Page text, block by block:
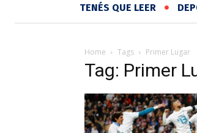
TENÉS QUE LEER
Home Tags Primer Lugar
Tag: Primer